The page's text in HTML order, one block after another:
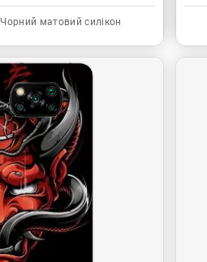
Чорний матовий силікон